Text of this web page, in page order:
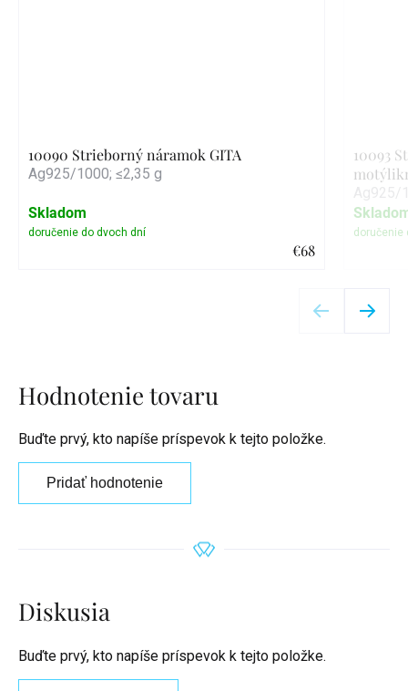
10090 Strieborný náramok GITA
Ag925/1000; ≤2,35 g
€68
Skladom
10093
Hodnotenie tovaru
Buďte prvý, kto napíše príspevok k tejto položke.
Pridať hodnotenie
Diskusia
Buďte prvý, kto napíše príspevok k tejto položke.